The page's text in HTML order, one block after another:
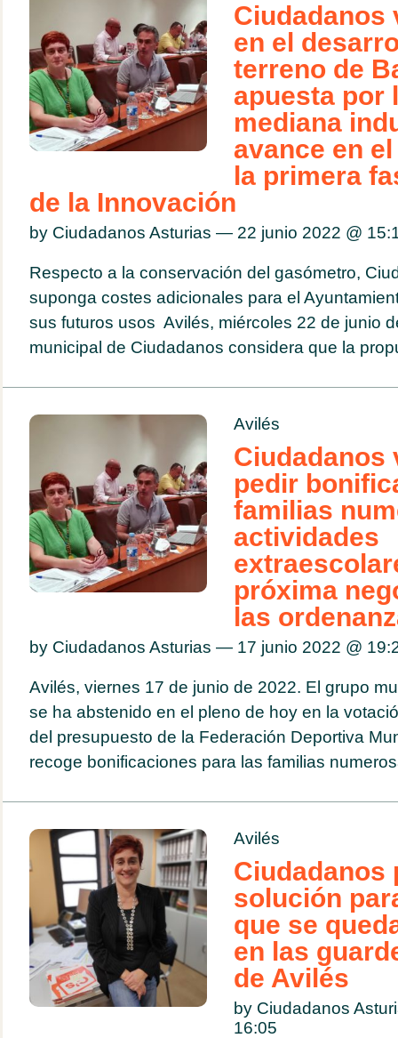
Ciudadanos
en el
terreno de
apuesta por
mediana
avance en
la primera
de la Innovación
by Ciudadanos Asturias — 22 junio 2022 @
Respecto a la conservación del gasómetro,
suponga costes adicionales para el
sus futuros usos Avilés, miércoles 22 de junio
municipal de Ciudadanos considera que la
Avilés
Ciudadanos
pedir
familias
actividades
próxima
las
by Ciudadanos Asturias — 17 junio 2022 @
Avilés, viernes 17 de junio de 2022. El grupo
se ha abstenido en el pleno de hoy en la
del presupuesto de la Federación Deportiva
recoge bonificaciones para las familias
Avilés
Ciudadanos
solución
que se
en las
de Avilés
by Ciudadanos
16:05